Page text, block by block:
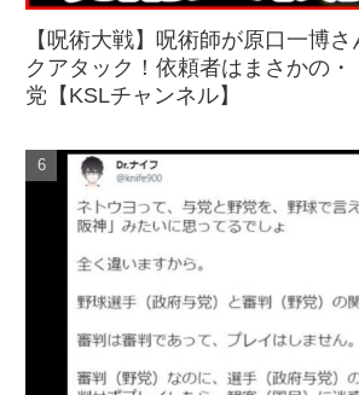
【呪術大戦】呪術師が原口一博
クアタック！依頼者はまさかの・
党【KSLチャンネル】